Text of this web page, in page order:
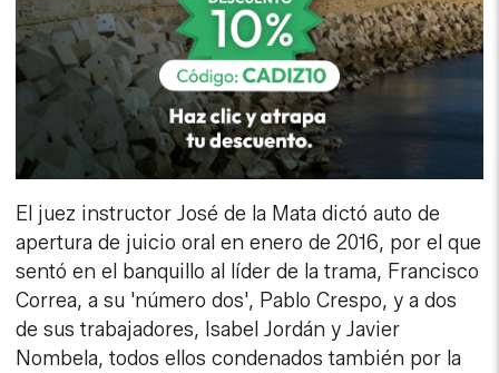
El juez instructor José de la Mata dictó auto de
apertura de juicio oral en enero de 2016, por el que
sentó en el banquillo al líder de la trama, Francisco
Correa, a su 'número dos', Pablo Crespo, y a dos
de sus trabajadores, Isabel Jordán y Javier
Nombela, todos ellos condenados también por la